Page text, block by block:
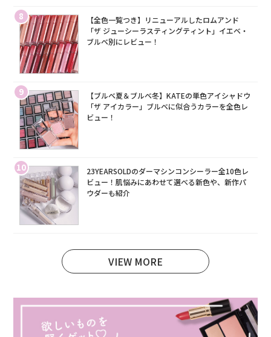
8
【全色一覧つき】リニューアルしたロムアンド
「ザ ジューシーラスティングティント」イエベ・
ブルベ別にレビュー！
9
【ブルベ夏＆ブルベ冬】KATEの単色アイシャドウ
「ザ アイカラー」ブルベに似合うカラーを全色レ
ビュー！
10
23YEARSOLDのダーマシンコンシーラー全10色レ
ビュー！肌悩みにあわせて選べる新色や、新作パ
ウダーも紹介
VIEW MORE